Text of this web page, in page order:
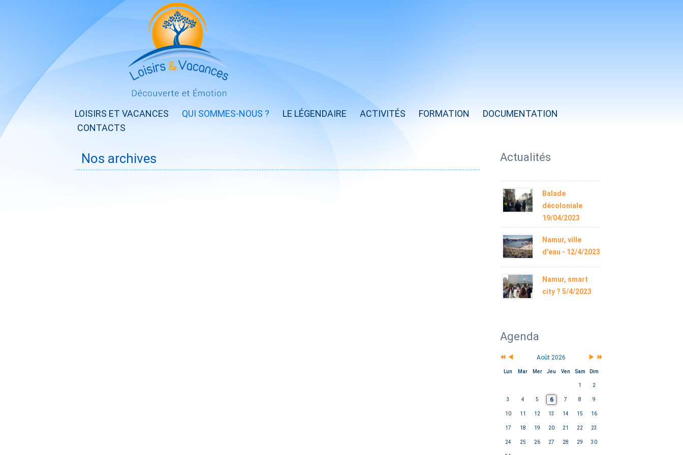
LOISIRS ET VACANCES QUI SOMMES-NOUS ? LE LÉGENDAIRE ACTIVITÉS FORMATION
DOCUMENTATION
CONTACTS
Nos archives Actualités
Balade
décoloniale
19/04/2023
Namur, ville
d'eau - 12/4/2023
Namur, smart
city ? 5/4/2023
Agenda
précédente
précédent
Août 2026
Lun Mar Mer Jeu Ven Sam Dim
1 2
3 4 5 6 7 8 9
10 11 12 13 14 15 16
17 18 19 20 21 22 23
24 25 26 27 28 29 30